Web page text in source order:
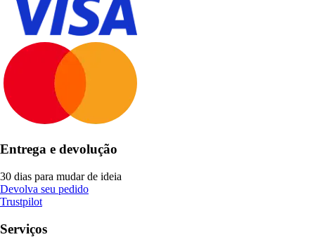
Entrega e devolução
30 dias para mudar de ideia
Devolva seu pedido
Trustpilot
Serviços